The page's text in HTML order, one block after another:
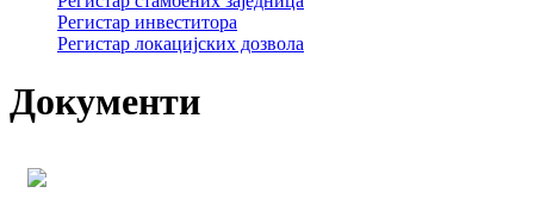
Регистар инвеститора
Регистар локацијских дозвола
Документи